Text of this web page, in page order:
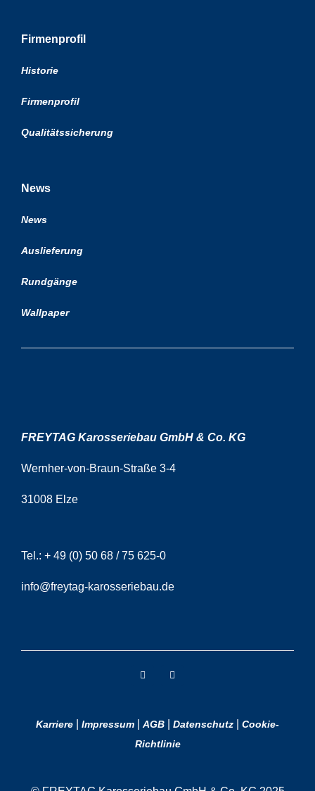
Firmenprofil
Historie
Firmenprofil
Qualitätssicherung
News
News
Auslieferung
Rundgänge
Wallpaper
FREYTAG Karosseriebau GmbH & Co. KG
Wernher-von-Braun-Straße 3-4
31008 Elze
Tel.: + 49 (0) 50 68 / 75 625-0
info@freytag-karosseriebau.de
Karriere Impressum AGB Datenschutz
Cookie-
Richtlinie